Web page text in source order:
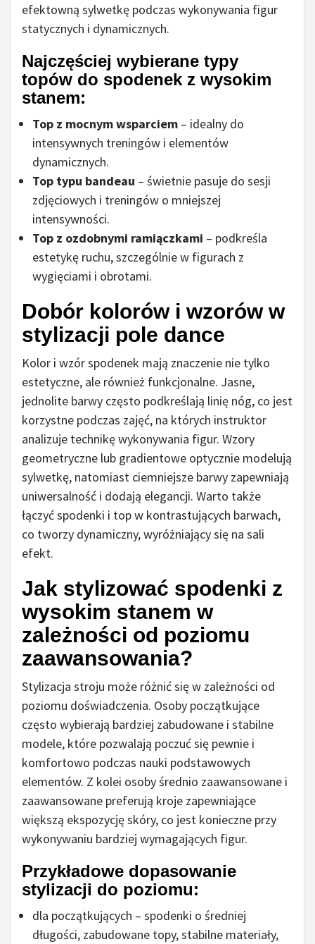
efektowną sylwetkę podczas wykonywania figur
statycznych i dynamicznych.
Najczęściej wybierane typy
topów do spodenek z wysokim
stanem:
Top z mocnym wsparciem – idealny do
intensywnych treningów i elementów
dynamicznych.
Top typu bandeau – świetnie pasuje do sesji
zdjęciowych i treningów o mniejszej
intensywności.
Top z ozdobnymi ramiączkami – podkreśla
estetykę ruchu, szczególnie w figurach z
wygięciami i obrotami.
Dobór kolorów i wzorów w
stylizacji pole dance
Kolor i wzór spodenek mają znaczenie nie tylko
estetyczne, ale również funkcjonalne. Jasne,
jednolite barwy często podkreślają linię nóg, co jest
korzystne podczas zajęć, na których instruktor
analizuje technikę wykonywania figur. Wzory
geometryczne lub gradientowe optycznie modelują
sylwetkę, natomiast ciemniejsze barwy zapewniają
uniwersalność i dodają elegancji. Warto także
łączyć spodenki i top w kontrastujących barwach,
co tworzy dynamiczny, wyróżniający się na sali
efekt.
Jak stylizować spodenki z
wysokim stanem w
zależności od poziomu
zaawansowania?
Stylizacja stroju może różnić się w zależności od
poziomu doświadczenia. Osoby początkujące
często wybierają bardziej zabudowane i stabilne
modele, które pozwalają poczuć się pewnie i
komfortowo podczas nauki podstawowych
elementów. Z kolei osoby średnio zaawansowane i
zaawansowane preferują kroje zapewniające
większą ekspozycję skóry, co jest konieczne przy
wykonywaniu bardziej wymagających figur.
Przykładowe dopasowanie
stylizacji do poziomu:
dla początkujących – spodenki o średniej
długości, zabudowane topy, stabilne materiały,